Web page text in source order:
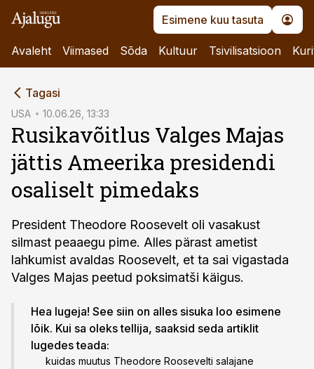
Esimene kuu tasuta
Avaleht Viimased Sõda Kultuur Tsivilisatsioon
Tagasi
USA 10.06.26, 13:33
Rusikavõitlus Valges Majas
jättis Ameerika presidendi
osaliselt pimedaks
President Theodore Roosevelt oli vasakust
silmast peaaegu pime. Alles pärast ametist
lahkumist avaldas Roosevelt, et ta sai vigastada
Valges Majas peetud poksimatši käigus.
Hea lugeja! See siin on alles sisuka loo esimene
lõik. Kui sa oleks tellija, saaksid seda artiklit
lugedes teada:
kuidas muutus Theodore Roosevelti salajane